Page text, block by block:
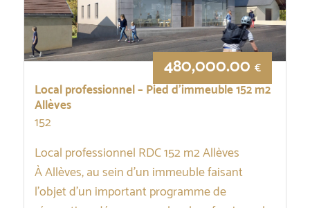
Local professionnel – Pied d’immeuble 152 m2
Allèves
480,000.00€
152
Local professionnel RDC 152 m2 Allèves
À Allèves, au sein d’un immeuble faisant
l’objet d’un important programme de